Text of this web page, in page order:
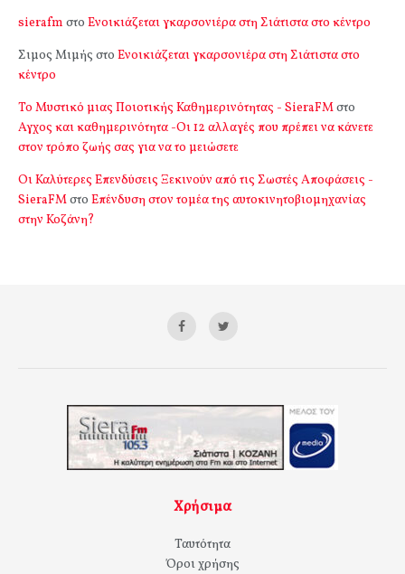
sierafm στο Ενοικιάζεται γκαρσονιέρα στη Σιάτιστα στο κέντρο
Σιμος Μιμής στο Ενοικιάζεται γκαρσονιέρα στη Σιάτιστα στο
κέντρο
Το Μυστικό μιας Ποιοτικής Καθημερινότητας - SieraFMστο
Αγχος και καθημερινότητα -Οι 12 αλλαγές που πρέπει να κάνετε
στον τρόπο ζωής σας για να το μειώσετε
Οι Καλύτερες Επενδύσεις Ξεκινούν από τις Σωστές Αποφάσεις -
SieraFMστο Επένδυση στον τομέα της αυτοκινητοβιομηχανίας
στην Κοζάνη?
Χρήσιμα
Ταυτότητα
Όροι χρήσης